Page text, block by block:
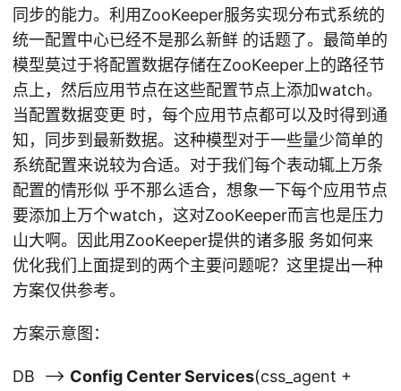
同步的能力。利用ZooKeeper服务实现分布式系统的
统一配置中心已经不是那么新鲜 的话题了。最简单的
模型莫过于将配置数据存储在ZooKeeper上的路径节
点上，然后应用节点在这些配置节点上添加watch。
当配置数据变更 时，每个应用节点都可以及时得到通
知，同步到最新数据。这种模型对于一些量少简单的
系统配置来说较为合适。对于我们每个表动辄上万条
配置的情形似 乎不那么适合，想象一下每个应用节点
要添加上万个watch，这对ZooKeeper而言也是压力
山大啊。因此用ZooKeeper提供的诸多服 务如何来
优化我们上面提到的两个主要问题呢？这里提出一种
方案仅供参考。
方案示意图：
DB —-> Config Center Services(css_agent +